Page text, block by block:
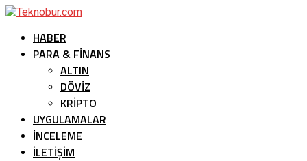
HABER
PARA & FINANS
ALTIN
DÖVIZ
KRIPTO
UYGULAMALAR
İNCELEME
İLETİŞİM